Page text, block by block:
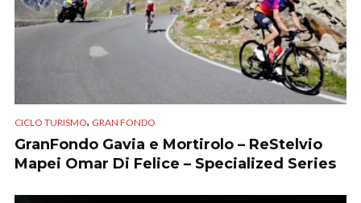
CICLO TURISMO, GRAN FONDO
GranFondo Gavia e Mortirolo – ReStelvio
Mapei Omar Di Felice – Specialized Series